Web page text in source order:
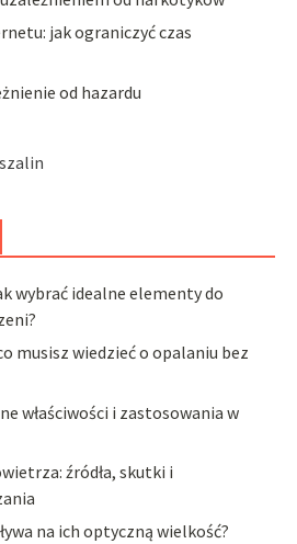
jak ograniczyć czas
od hazardu
wybrać idealne elementy do
musisz wiedzieć o opalaniu bez
właściwości i zastosowania w
źródła, skutki i
na ich optyczną wielkość?